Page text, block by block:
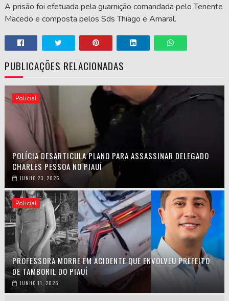
A prisão foi efetuada pela guarnição comandada pelo Tenente
Macedo e composta pelos Sds Thiago e Amaral.
PUBLICAÇÕES RELACIONADAS
Policial
POLÍCIA DESARTICULA PLANO PARA ASSASSINAR DELEGADO
CHARLES PESSOA NO PIAUÍ
JUNHO 23, 2026
Policial
PROFESSORA MORRE EM ACIDENTE QUE ENVOLVEU PREFEITO
DE TAMBORIL DO PIAUÍ
JUNHO 11, 2026